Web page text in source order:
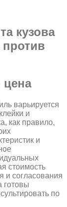
кузова
цена
варьируется
и
как правило,
и
стоимость
и согласования
готовы
по